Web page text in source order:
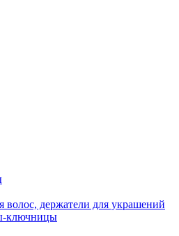
волос, держатели для украшений
ключницы